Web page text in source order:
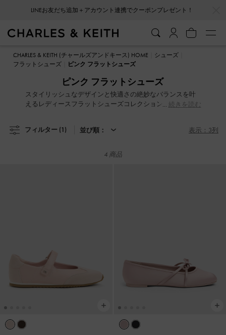
LINEお友だち追加＋アカウント連携でクーポンプレゼント！
LINEお友だち追加＋アカウント連携でクーポンプレゼント！
CHARLES & KEITH (チャールズアンドキース) HOME
シューズ
フラットシューズ
ピンク フラットシューズ
ピンク フラットシューズ
スタイリッシュなデザインと快適さの絶妙なバランスを叶
えるレディースフラットシューズコレクションが豊富にラ
ジェーン、上品なレザーのローファーなど、バリエーショ
プリント、スタッズ付きバックルやドラマティックなリボ
続きを読む
フィルター (1) 並び順： 表示：3列
4 商品